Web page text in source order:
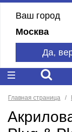
Ваш город
Москва
Да,
Главная страница